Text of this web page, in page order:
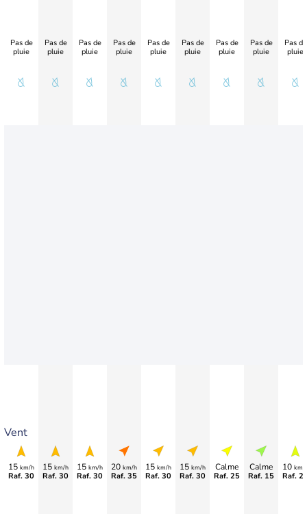
Vent
Pas de
pluie
15 km/h
Raf. 30
Pas de
pluie
15 km/h
Raf. 30
Pas de
pluie
15 km/h
Raf. 30
Pas de
pluie
20 km/h
Raf. 35
Pas de
pluie
15 km/h
Raf. 30
Pas de
pluie
15 km/h
Raf. 30
Pas de
pluie
Calme
Raf. 25
Pas de
pluie
Calme
Raf. 15
Pas de
pluie
10 km/
Raf.